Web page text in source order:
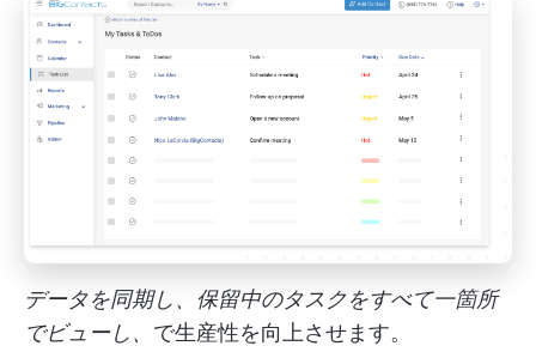
データを同期し、保留中のタスクをすべて一箇所
でビューし、 で生産性を向上させます。